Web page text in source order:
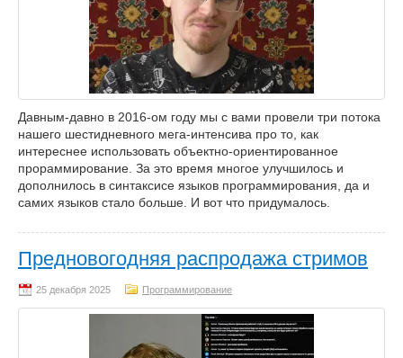
Давным-давно в 2016-ом году мы с вами провели три потока
нашего шестидневного мега-интенсива про то, как
интереснее использовать объектно-ориентированное
прораммирование. За это время многое улучшилось и
дополнилось в синтаксисе языков программирования, да и
самих языков стало больше. И вот что придумалось.
Предновогодняя распродажа стримов
Программирование